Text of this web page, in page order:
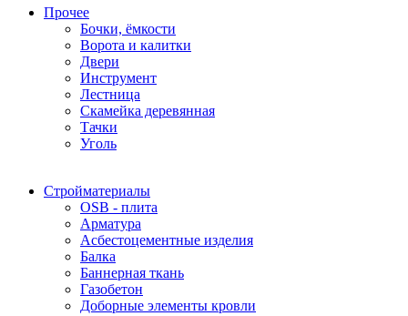
Прочее
Бочки, ёмкости
Ворота и калитки
Двери
Инструмент
Лестница
Скамейка деревянная
Тачки
Уголь
Стройматериалы
OSB - плита
Арматура
Асбестоцементные изделия
Балка
Баннерная ткань
Газобетон
Доборные элементы кровли